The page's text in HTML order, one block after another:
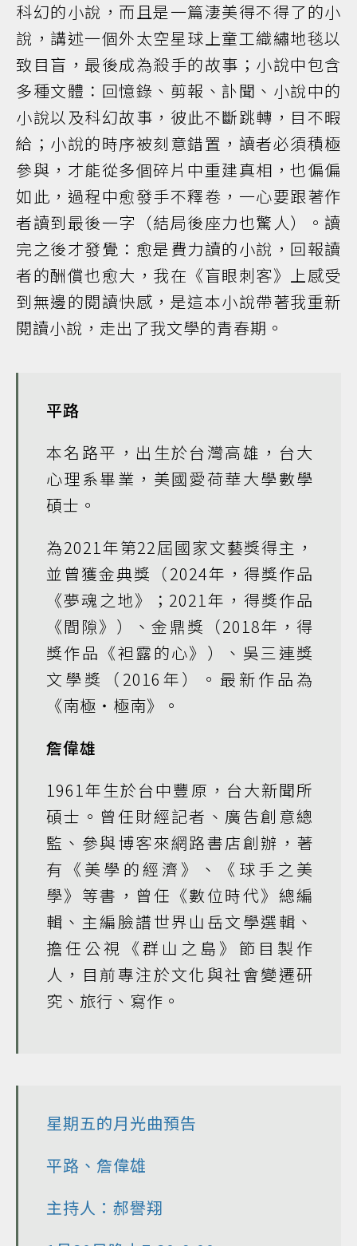
科幻的小說，而且是一篇淒美得不得了的小
說，講述一個外太空星球上童工織繡地毯以
致目盲，最後成為殺手的故事；小說中包含
多種文體：回憶錄、剪報、訃聞、小說中的
小說以及科幻故事，彼此不斷跳轉，目不暇
給；小說的時序被刻意錯置，讀者必須積極
參與，才能從多個碎片中重建真相，也偏偏
如此，過程中愈發手不釋卷，一心要跟著作
者讀到最後一字（結局後座力也驚人）。讀
完之後才發覺：愈是費力讀的小說，回報讀
者的酬償也愈大，我在《盲眼刺客》上感受
到無邊的閱讀快感，是這本小說帶著我重新
閱讀小說，走出了我文學的青春期。
平路
本名路平，出生於台灣高雄，台大
心理系畢業，美國愛荷華大學數學
碩士。
為2021年第22屆國家文藝獎得主，
並曾獲金典獎（2024年，得獎作品
《夢魂之地》；2021年，得獎作品
《間隙》）、金鼎獎（2018年，得
獎作品《袒露的心》）、吳三連獎
文學獎（2016年）。最新作品為
《南極‧極南》。
詹偉雄
1961年生於台中豐原，台大新聞所
碩士。曾任財經記者、廣告創意總
監、參與博客來網路書店創辦，著
有《美學的經濟》、《球手之美
學》等書，曾任《數位時代》總編
輯、主編臉譜世界山岳文學選輯、
擔任公視《群山之島》節目製作
人，目前專注於文化與社會變遷研
究、旅行、寫作。
星期五的月光曲預告
平路、詹偉雄
主持人：郝譽翔